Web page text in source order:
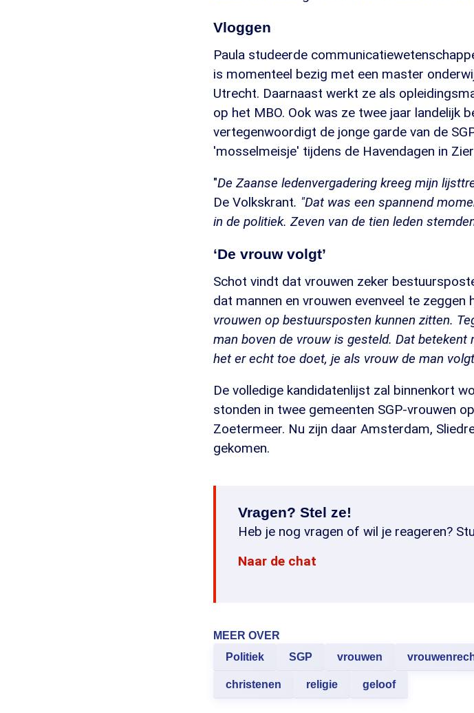
Vloggen
Paula studeerde
is momenteel bezig met een master
Utrecht. Daarnaast werkt ze als
op het MBO. Ook was ze twee jaar landelijk
vertegenwoordigt de jonge garde van de
'mosselmeisje' tijdens de Havendagen in
"De Zaanse ledenvergadering kreeg mijn
De Volkskrant. "Dat was een spannend
in de politiek. Zeven van de tien leden
‘De vrouw volgt’
Schot vindt dat vrouwen zeker
dat mannen en vrouwen evenveel te zeggen
vrouwen op bestuursposten kunnen zitten.
man boven de vrouw is gesteld. Dat
het er echt toe doet, je als vrouw de man
De volledige kandidatenlijst zal binnenkort
stonden in twee gemeenten SGP-vrouwen
Zoetermeer. Nu zijn daar Amsterdam,
gekomen.
Vragen? Stel ze!
Heb je nog vragen of wil je reageren?
Naar de chat
MEER OVER
Politiek
SGP vrouwen
christenen religie geloof